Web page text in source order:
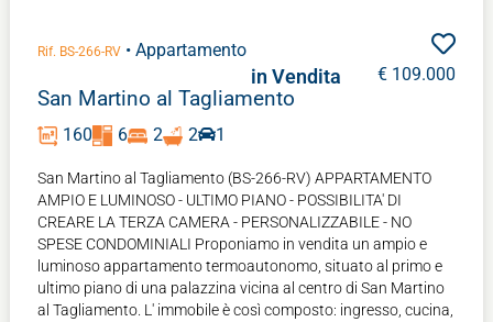
Rif. BS-266-RV • Appartamento
in Vendita
San Martino al Tagliamento
160 6 2 2 1
€ 109.000
San Martino al Tagliamento (BS-266-RV) APPARTAMENTO
AMPIO E LUMINOSO - ULTIMO PIANO - POSSIBILITA' DI
CREARE LA TERZA CAMERA - PERSONALIZZABILE - NO
SPESE CONDOMINIALI Proponiamo in vendita un ampio e
luminoso appartamento termoautonomo, situato al primo e
ultimo piano di una palazzina vicina al centro di San Martino
al Tagliamento. L' immobile è così composto: ingresso, cucina,